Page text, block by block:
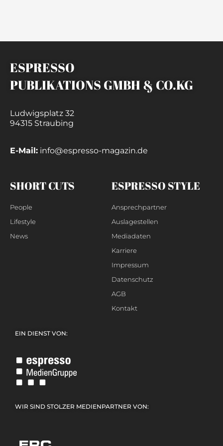
ESPRESSO
PUBLIKATIONS GMBH & CO.KG
Ludwigsplatz 32
94315 Straubing
E-Mail: info@espresso-magazin.de
SHORT CUTS
People
Lifestyle
News
ESPRESSO STYLE
Ansprechpartner
Auslagestellen
Mediadaten
Karriere
Impressum
Datenschutz
AGB
Kontakt
EIN DIENST VON:
WIR SIND STOLZER MEDIENPARTNER VON: